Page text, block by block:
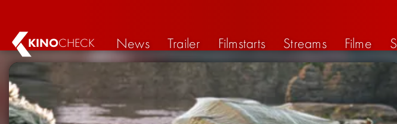
KINOCHECK News Trailer Filmstarts Streams Filme